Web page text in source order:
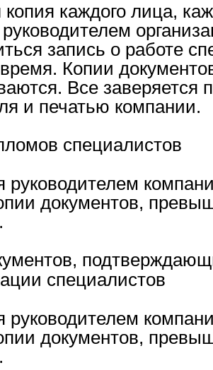
каждого лица,
руководителем
запись о работе
Копии
Все заверяется
и печатью компании.
специалистов
руководителем
документов,
специалистов
руководителем
документов,